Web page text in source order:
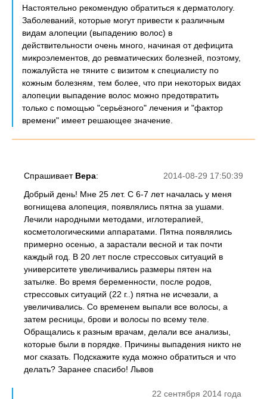
Настоятельно рекомендую обратиться к дерматологу.
Заболеваний, которые могут привести к различным
видам алопеции (выпадению волос) в
действительности очень много, начиная от дефицита
микроэлементов, до ревматических болезней, поэтому,
пожалуйста не тяните с визитом к специалисту по
кожным болезням, тем более, что при некоторых видах
алопеции выпадение волос можно предотвратить
только с помощью "серьёзного" лечения и "фактор
времени" имеет решающее значение.
2014-08-29 17:50:39
Спрашивает Вера:
Добрый день! Мне 25 лет. С 6-7 лет началась у меня
вогнищева алопеция, появлялись пятна за ушами.
Лечили народными методами, иглотерапией,
косметологическими аппаратами. Пятна появлялись
примерно осенью, а зарастали весной и так почти
каждый год. В 20 лет после стрессовых ситуаций в
университете увеличивались размеры пятен на
затылке. Во время беременности, после родов,
стрессовых ситуаций (22 г..) пятна не исчезали, а
увеличивались. Со временем выпали все волосы, а
затем ресницы, брови и волосы по всему теле.
Обращались к разным врачам, делали все анализы,
которые были в порядке. Причины выпадения никто не
мог сказать. Подскажите куда можно обратиться и что
делать? Заранее спасибо! Львов
22 сентября 2014 года